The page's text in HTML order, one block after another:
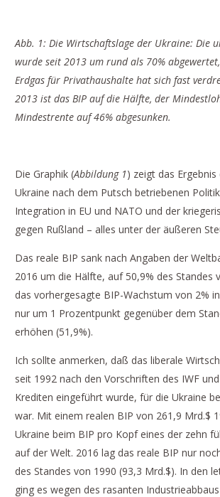
Abb. 1: Die Wirtschaftslage der Ukraine: Die
wurde seit 2013 um rund als 70%
Erdgas für Privathaushalte hat sich fast
2013 ist das BIP auf die Hälfte, der
Mindestrente auf 46% abgesunken.
Die Graphik (Abbildung 1) zeigt das
Ukraine nach dem Putsch betriebenen
Integration in EU und NATO und der
gegen Rußland – alles unter der äußeren
Das reale BIP sank nach Angaben der
2016 um die Hälfte, auf 50,9% des Standes
das vorhergesagte BIP-Wachstum von 2%
nur um 1 Prozentpunkt gegenüber dem
erhöhen (51,9%).
Ich sollte anmerken, daß das liberale
seit 1992 nach den Vorschriften des IWF
Krediten eingeführt wurde, für die Ukraine
war. Mit einem realen BIP von 261,9 Mrd.$
Ukraine beim BIP pro Kopf eines der zehn
auf der Welt. 2016 lag das reale BIP nur
des Standes von 1990 (93,3 Mrd.$). In den
ging es wegen des rasanten